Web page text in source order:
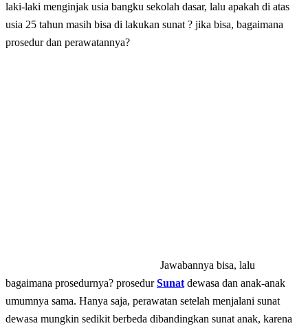
laki-laki menginjak usia bangku sekolah dasar, lalu apakah di atas
usia 25 tahun masih bisa di lakukan sunat ? jika bisa, bagaimana
prosedur dan perawatannya?
Jawabannya bisa, lalu
bagaimana prosedurnya? prosedurSunat dewasa dan anak-anak
umumnya sama. Hanya saja, perawatan setelah menjalani sunat
dewasa mungkin sedikit berbeda dibandingkan sunat anak, karena